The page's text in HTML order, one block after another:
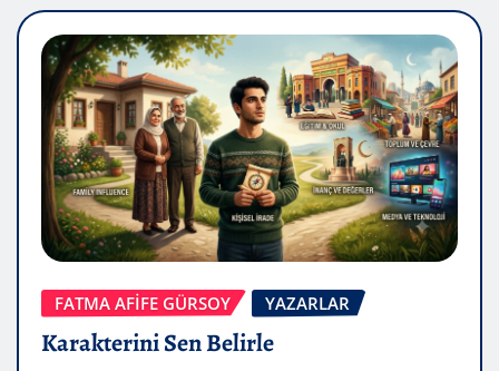
FATMA AFİFE GÜRSOY YAZARLAR
Karakterini Sen Belirle